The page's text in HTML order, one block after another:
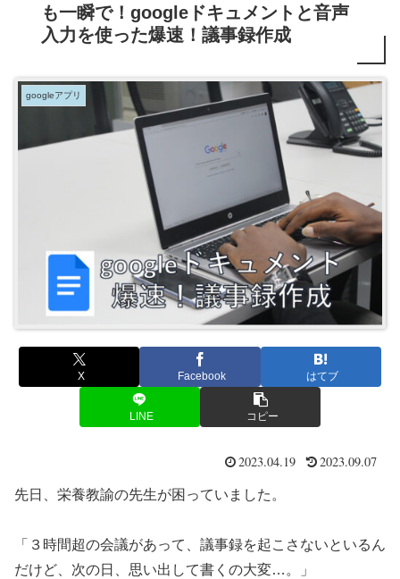
も一瞬で！googleドキュメントと音声
入力を使った爆速！議事録作成
googleアプリ
X Facebook はてブ
LINE コピー
2023.04.19 2023.09.07
先日、栄養教諭の先生が困っていました。
「３時間超の会議があって、議事録を起こさないといるん
だけど、次の日、思い出して書くの大変…。」